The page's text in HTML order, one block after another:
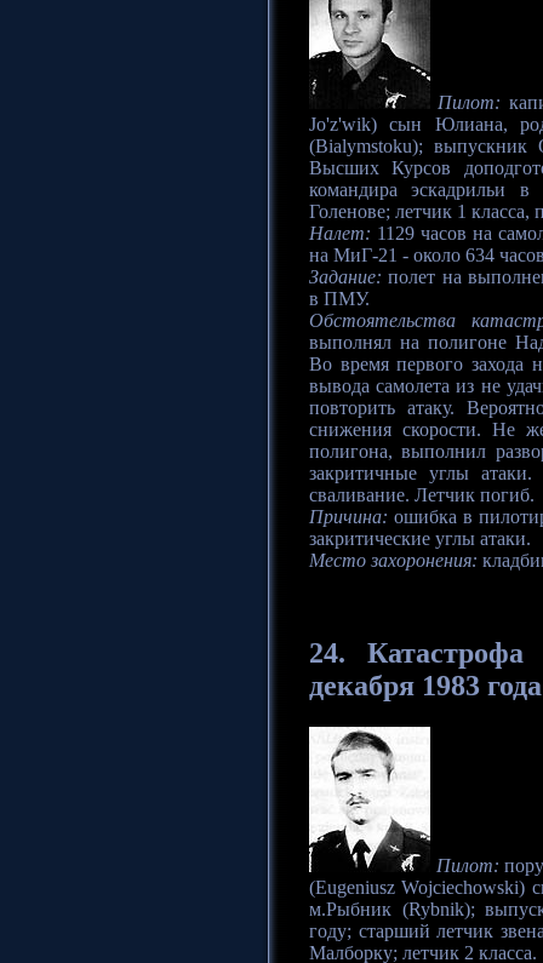
Пилот:
Jo'z'wik) сын Юлиана,
(Bialymstoku); выпускник
Высших Курсов
командира эскадрильи
Голенове; летчик 1
Налет: 1129 часов на
на МиГ-21 - около 634
Задание: полет на
в ПМУ.
Обстоятельства
выполнял на полигоне
Во время первого захода
вывода самолета из не
повторить атаку.
снижения скорости. Не
полигона, выполнил
закритичные углы
сваливание. Летчик погиб.
Причина: ошибка в
закритические углы атаки.
Место захоронения:
24. Катастрофа
декабря 1983
Пилот:
(Eugeniusz Wojciechowski)
м.Рыбник (Rybnik);
году; старший летчик
Малборку; летчик 2 класса.